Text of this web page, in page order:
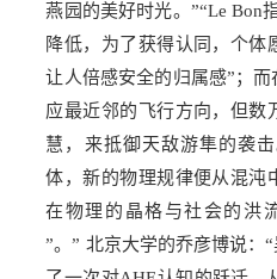
燕园的美好时光。”“Le Bon
降低，为了获得认同，个体
让人倍感安全的归属感”；而
应最近邻的飞行方向，但数
慧，来抵御天敌游隼的袭
体，新的物理规律便从混沌
在物理的晶格与社会的洪
”。” 北京大学的乔彦博说：